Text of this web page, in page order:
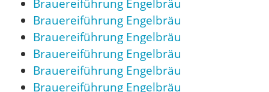
Brauereiführung Engelbräu
Brauereiführung Engelbräu
Brauereiführung Engelbräu
Brauereiführung Engelbräu
Brauereiführung Engelbräu
Brauereiführung Engelbräu